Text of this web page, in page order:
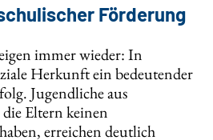
Förderung
immer wieder: In
Herkunft ein bedeutender
Jugendliche aus
Eltern keinen
erreichen deutlich